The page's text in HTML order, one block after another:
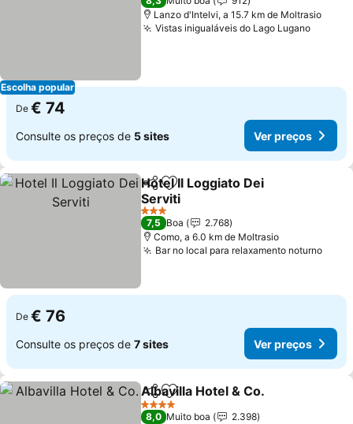
Escolha popular
Lanzo d'Intelvi, a 15.7 km de Moltrasio
Vistas inigualáveis do Lago LuganoVer
De € 74
Consulte os preços de 5 sites Ver preços
PartilharAdicionar aos favoritos
Hotel Il Loggiato Dei
Serviti
Ver preços
3 Estrelas
7,5 Boa
2.768
Como, a 6.0 km de Moltrasio
Bar no local para relaxamento noturnoVer
De € 76
Consulte os preços de 7 sites Ver preços
PartilharAdicionar aos favoritos
Albavilla Hotel & Co.
4 Estrelas
8,0 Muito boa
2.398